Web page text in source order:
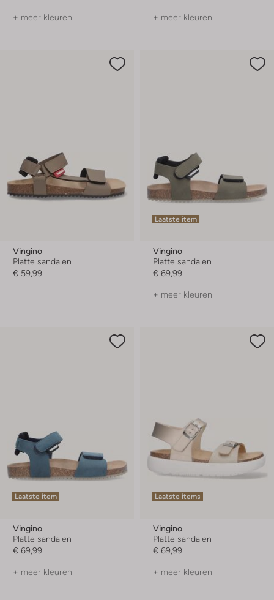
+ meer kleuren + meer kleuren
Vingino
Platte sandalen
€ 59,99
Laatste item
Vingino
Platte sandalen
€ 69,99
+ meer kleuren
Laatste item
Vingino
Platte sandalen
€ 69,99
+ meer kleuren
Laatste items
Vingino
Platte sandalen
€ 69,99
+ meer kleuren